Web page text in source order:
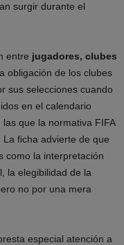
surgir durante el
entre jugadores, clubes
obligación de los clubes
sus selecciones cuando
en el calendario
que la normativa FIFA
ficha advierte de que
como la interpretación
la elegibilidad de la
no por una mera
especial atención a